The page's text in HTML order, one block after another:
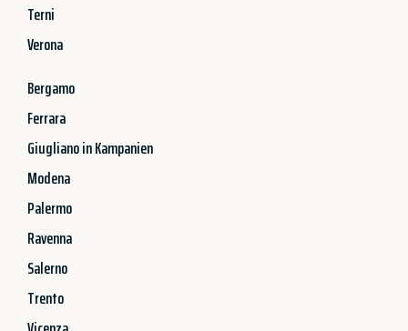
Terni
Verona
Bergamo
Ferrara
Giugliano in Kampanien
Modena
Palermo
Ravenna
Salerno
Trento